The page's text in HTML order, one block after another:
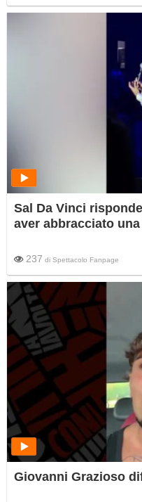
Sal Da Vinci
aver abbracciato
237 di Spettacolo Fanpage
Giovanni Grazioso